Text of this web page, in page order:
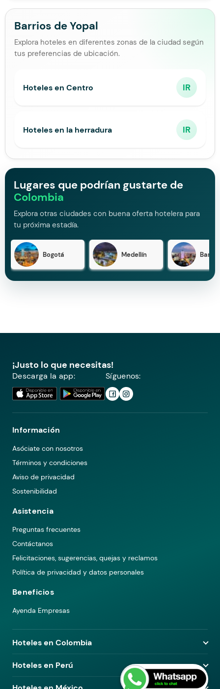
Barrios de Yopal
Explora hoteles en diferentes zonas de la ciudad según
tus preferencias de ubicación.
Hoteles en Centro IR
Hoteles en la herradura IR
Lugares que podrían gustarte de
Colombia
Explora otras ciudades con buena oferta hotelera para
tu próxima estadía.
Bogotá Medellín
¡Justo lo que necesitas!
Descarga la app: Síguenos:
Información
Asóciate con nosotros
Términos y condiciones
Aviso de privacidad
Sostenibilidad
Asistencia
Preguntas frecuentes
Contáctanos
Felicitaciones, sugerencias, quejas y reclamos
Política de privacidad y datos personales
Beneficios
Ayenda Empresas
Hoteles en Colombia
Hoteles en Medellín
Hoteles en Bogotá
Hoteles en Perú
Hoteles en Lima